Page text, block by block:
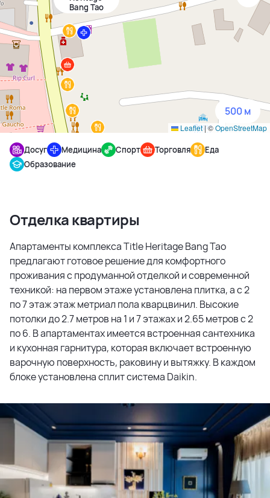
Bang Tao
Leaflet|©OpenStreetMap
500 м
3 км
Досуг Медицина Спорт Торговля
Еда
Образование
Отделка квартиры
Апартаменты комплекса Title Heritage Bang Tao
предлагают готовое решение для комфортного
проживания с продуманной отделкой и современной
техникой: на первом этаже установлена плитка, а с 2
по 7 этаж этаж метриал пола кварцвинил. Высокие
потолки до 2.7 метров на 1 и 7 этажах и 2.65 метров с 2
по 6. В апартаментах имеется встроенная сантехника
и кухонная гарнитура, которая включает встроенную
варочную поверхность, раковину и вытяжку. В каждом
блоке установлена сплит система Daikin.